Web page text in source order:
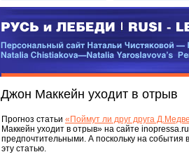
РУСЬ и ЛЕБЕДИ | RUSI — LEBEDI
Персональный сайт Натальи Чистяковой — Натальи
Джон Маккейн уходит в отрыв
Прогноз статьи «Поймут ли друг друга
Маккейн уходит в отрыв» на сайте
предпочтительными. А поскольку на
эту статью.